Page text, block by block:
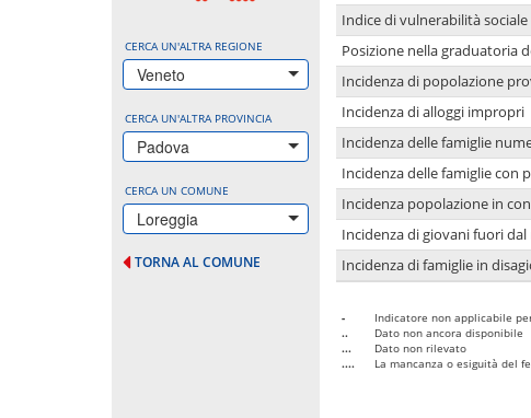
CERCA UN'ALTRA REGIONE
Veneto
CERCA UN'ALTRA PROVINCIA
Padova
CERCA UN COMUNE
Loreggia
TORNA AL COMUNE
Indice di vulnerabilità
Posizione nella graduatoria
Incidenza di popolazione
Incidenza di alloggi impropri
Incidenza delle famiglie
Incidenza delle famiglie con
Incidenza popolazione in
Incidenza di giovani fuori
Incidenza di famiglie in
-
Indicatore non applicabile
..
Dato non ancora disponibile
...
Dato non rilevato
....
La mancanza o esiguità del